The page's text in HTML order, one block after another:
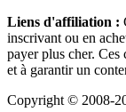
Liens d'affiliation :
inscrivant ou en
payer plus cher.
et à garantir un
Copyright © 2008-